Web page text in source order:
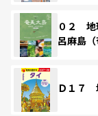
０２
呂麻島
Ｄ１７